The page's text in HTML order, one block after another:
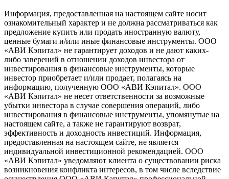
Информация, предоставленная на настоящем сайте носит
ознакомительный характер и не должна рассматриваться как
предложение купить или продать иностранную валюту,
ценные бумаги и/или иные финансовые инструменты. ООО
«АВИ Кэпитал» не гарантирует доходов и не дают каких-
либо заверений в отношении доходов инвестора от
инвестирования в финансовые инструменты, которые
инвестор приобретает и/или продает, полагаясь на
информацию, полученную ООО «АВИ Кэпитал». ООО
«АВИ Кэпитал» не несет ответственности за возможные
убытки инвестора в случае совершения операций, либо
инвестирования в финансовые инструменты, упомянутые на
настоящем сайте, а также не гарантируют возврат,
эффективность и доходность инвестиций. Информация,
предоставленная на настоящем сайте, не является
индивидуальной инвестиционной рекомендацией. ООО
«АВИ Кэпитал» уведомляют клиента о существовании риска
возникновения конфликта интересов, в том числе вследствие